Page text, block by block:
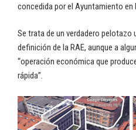
concedida por el Ayuntamiento en
Se trata de un verdadero pelotazo
definición de la RAE, aunque a
“operación económica que
rápida”.